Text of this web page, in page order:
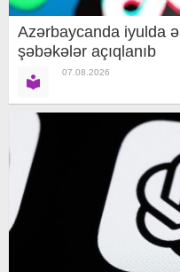
Azərbaycanda iyulda
şəbəkələr açıqlanıb
07.08.2026